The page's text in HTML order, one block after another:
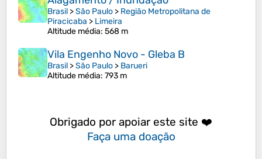
Brasil >São Paulo > Região Metropolitana de
Piracicaba > Limeira
Altitude média: 568 m
Vila Engenho Novo - Gleba B
Brasil >São Paulo > Barueri
Altitude média: 793 m
Obrigado por apoiar este site ❤️
Faça uma doação